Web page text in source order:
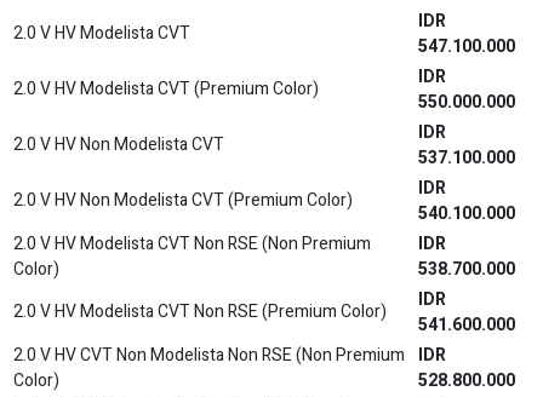
2.0 V HV Modelista CVT
IDR
547.100.000
2.0 V HV Modelista CVT (Premium Color)
IDR
550.000.000
2.0 V HV Non Modelista CVT
IDR
537.100.000
2.0 V HV Non Modelista CVT (Premium Color)
IDR
540.100.000
2.0 V HV Modelista CVT Non RSE (Non Premium
Color)
IDR
538.700.000
2.0 V HV Modelista CVT Non RSE (Premium Color)
IDR
541.600.000
2.0 V HV CVT Non Modelista Non RSE (Non Premium
Color)
IDR
528.800.000